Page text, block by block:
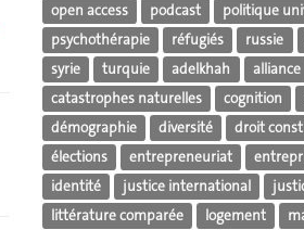
open access
podcast
politique
psychothérapie
réfugiés russie
syrie
turquie adelkhah alliance
catastrophes naturelles
cognition
démographie
diversité
droit
élections
entrepreneuriat
identité
justice international
littérature comparée
logement